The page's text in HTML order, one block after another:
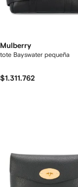
Mulberry
tote Bayswater pequeña
$1.311.762